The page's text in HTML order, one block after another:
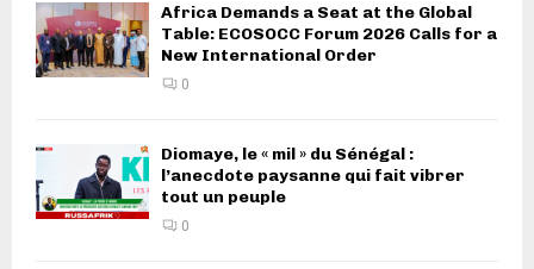
Africa Demands a Seat at the Global
Table: ECOSOCC Forum 2026 Calls for a
New International Order
0
Diomaye, le « mil » du Sénégal :
l’anecdote paysanne qui fait vibrer
tout un peuple
0